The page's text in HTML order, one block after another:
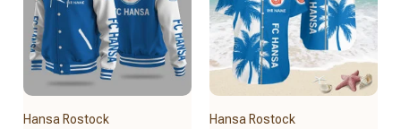
Hansa Rostock
Hansa Rostock